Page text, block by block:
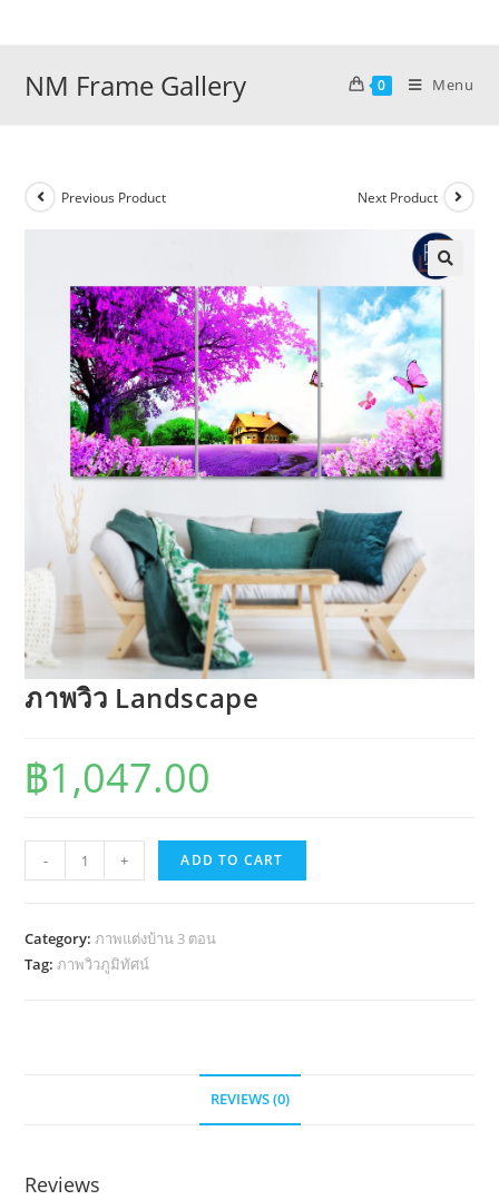
NM Frame Gallery 0 Menu
Previous Product Next Product
ภาพวิว Landscape
฿1,047.00
วิว
quantity
- + ADD TO CART
Category:ภาพแต่งบ้าน 3 ตอน
Tag:ภาพวิวภูมิทัศน์
REVIEWS (0)
Reviews